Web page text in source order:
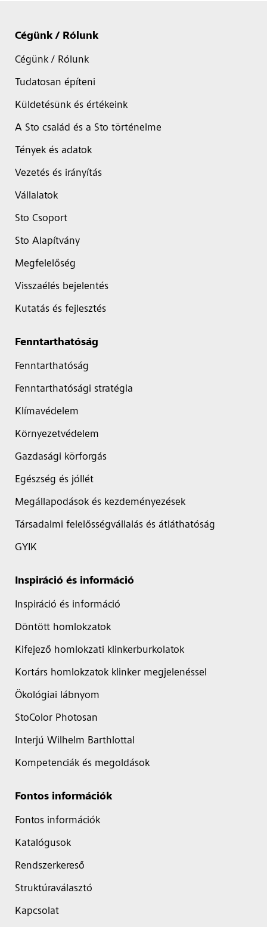
Cégünk / Rólunk
Cégünk / Rólunk
Tudatosan építeni
Küldetésünk és értékeink
A Sto család és a Sto történelme
Tények és adatok
Vezetés és irányítás
Vállalatok
Sto Csoport
Sto Alapítvány
Megfelelőség
Visszaélés bejelentés
Kutatás és fejlesztés
Fenntarthatóság
Fenntarthatóság
Fenntarthatósági stratégia
Klímavédelem
Környezetvédelem
Gazdasági körforgás
Egészség és jóllét
Megállapodások és kezdeményezések
Társadalmi felelősségvállalás és átláthatóság
GYIK
Inspiráció és információ
Inspiráció és információ
Döntött homlokzatok
Kifejező homlokzati klinkerburkolatok
Kortárs homlokzatok klinker megjelenéssel
Ökológiai lábnyom
StoColor Photosan
Interjú Wilhelm Barthlottal
Kompetenciák és megoldások
Fontos információk
Fontos információk
Katalógusok
Rendszerkereső
Struktúraválasztó
Kapcsolat